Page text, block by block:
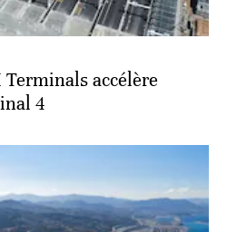
accélère
4